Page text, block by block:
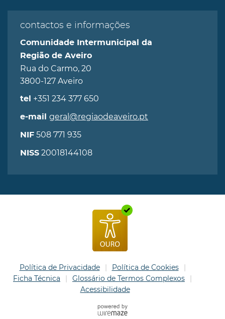
contactos e informações
Comunidade Intermunicipal da
Região de Aveiro
Rua do Carmo, 20
3800-127 Aveiro
tel +351 234 377 650
e-mail geral@regiaodeaveiro.pt
NIF 508 771 935
NISS 20018144108
Política de Privacidade
Política de Cookies
Ficha Técnica
Glossário de Termos Complexos
Acessibilidade